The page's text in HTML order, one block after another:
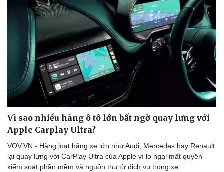
Vì sao nhiều hãng ô tô lớn bất ngờ quay lưng với
Apple Carplay Ultra?
VOV.VN - Hàng loạt hãng xe lớn như Audi, Mercedes hay Renault
lại quay lưng với CarPlay Ultra của Apple vì lo ngại mất quyền
kiểm soát phần mềm và nguồn thu từ dịch vụ trong xe.